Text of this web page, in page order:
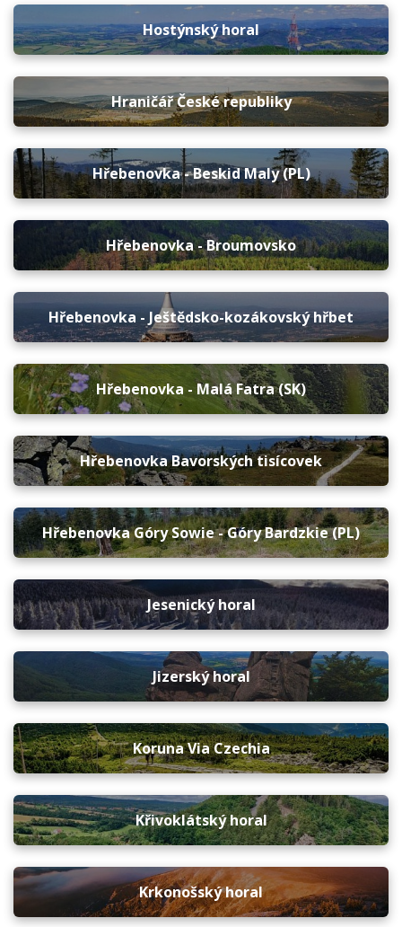
Hostýnský horal
Hraničář České republiky
Hřebenovka - Beskid Maly (PL)
Hřebenovka - Broumovsko
Hřebenovka - Ještědsko-kozákovský hřbet
Hřebenovka - Malá Fatra (SK)
Hřebenovka Bavorských tisícovek
Hřebenovka Góry Sowie - Góry Bardzkie (PL)
Jesenický horal
Jizerský horal
Koruna Via Czechia
Křivoklátský horal
Krkonošský horal